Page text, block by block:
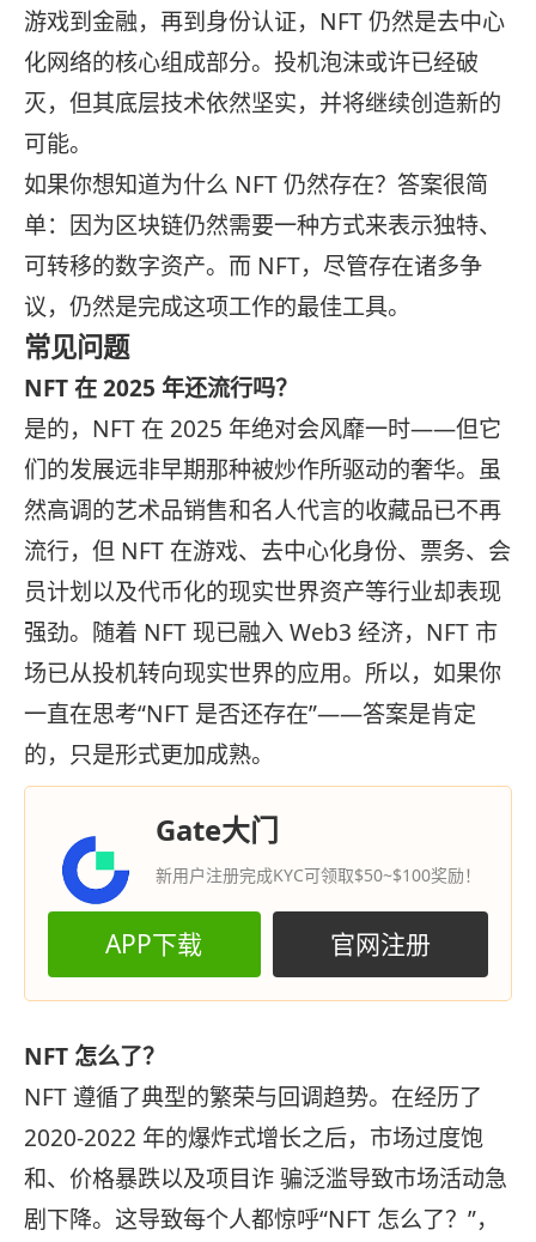
游戏到金融，再到身份认证，NFT 仍然是去中心
化网络的核心组成部分。投机泡沫或许已经破
灭，但其底层技术依然坚实，并将继续创造新的
可能。
如果你想知道为什么 NFT 仍然存在？答案很简
单：因为区块链仍然需要一种方式来表示独特、
可转移的数字资产。而 NFT，尽管存在诸多争
议，仍然是完成这项工作的最佳工具。
常见问题
NFT 在 2025 年还流行吗？
是的，NFT 在 2025 年绝对会风靡一时——但它
们的发展远非早期那种被炒作所驱动的奢华。虽
然高调的艺术品销售和名人代言的收藏品已不再
流行，但 NFT 在游戏、去中心化身份、票务、会
员计划以及代币化的现实世界资产等行业却表现
强劲。随着 NFT 现已融入 Web3 经济，NFT 市
场已从投机转向现实世界的应用。所以，如果你
一直在思考“NFT 是否还存在”——答案是肯定
的，只是形式更加成熟。
Gate大门
新用户注册完成KYC可领取$50~$100奖励！
APP下载 官网注册
NFT 怎么了？
NFT 遵循了典型的繁荣与回调趋势。在经历了
2020-2022 年的爆炸式增长之后，市场过度饱
和、价格暴跌以及项目诈 骗泛滥导致市场活动急
剧下降。这导致每个人都惊呼“NFT 怎么了？”，